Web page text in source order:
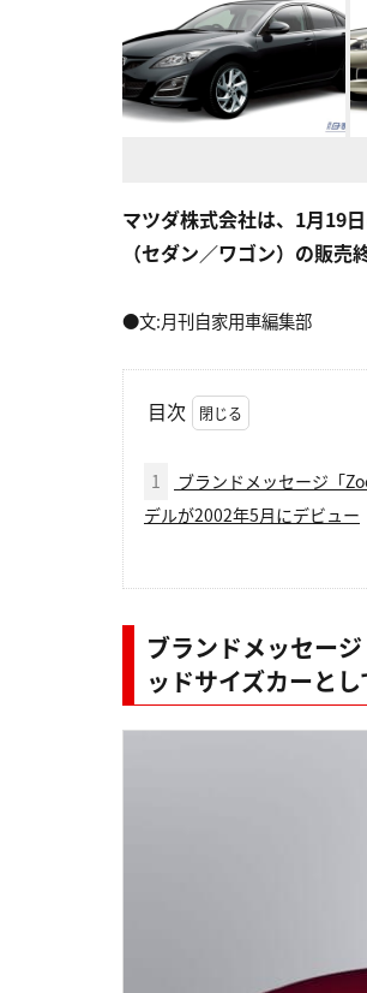
マツダ株式会社は、1月19
（セダン／ワゴン）の販
●文:月刊自家用車編集部
目次
1
ブランドメッセージ「
デルが2002年5月にデビュー
ブランドメッセー
ッドサイズカーと